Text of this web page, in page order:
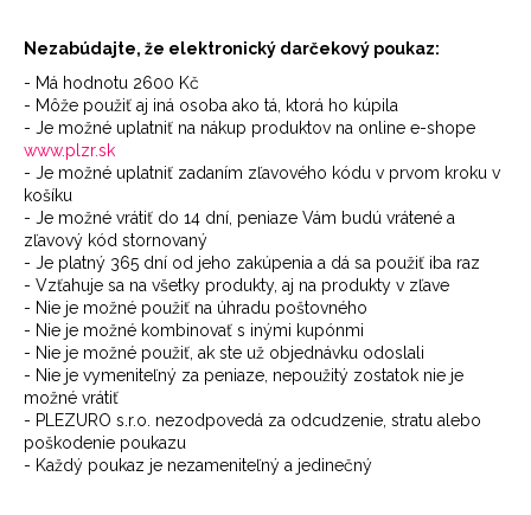
Nezabúdajte, že elektronický darčekový poukaz:
- Má hodnotu 2600 Kč
- Môže použiť aj iná osoba ako tá, ktorá ho kúpila
- Je možné uplatniť na nákup produktov na online e-shope
www.plzr.sk
- Je možné uplatniť zadaním zľavového kódu v prvom kroku v
košíku
- Je možné vrátiť do 14 dní, peniaze Vám budú vrátené a
zľavový kód stornovaný
- Je platný 365 dní od jeho zakúpenia a dá sa použiť iba raz
- Vzťahuje sa na všetky produkty, aj na produkty v zľave
- Nie je možné použiť na úhradu poštovného
- Nie je možné kombinovať s inými kupónmi
- Nie je možné použiť, ak ste už objednávku odoslali
- Nie je vymeniteľný za peniaze, nepoužitý zostatok nie je
možné vrátiť
- PLEZURO s.r.o. nezodpovedá za odcudzenie, stratu alebo
poškodenie poukazu
- Každý poukaz je nezameniteľný a jedinečný